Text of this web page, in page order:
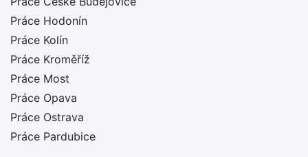
Práce Hodonín
Práce Kolín
Práce Kroměříž
Práce Most
Práce Opava
Práce Ostrava
Práce Pardubice